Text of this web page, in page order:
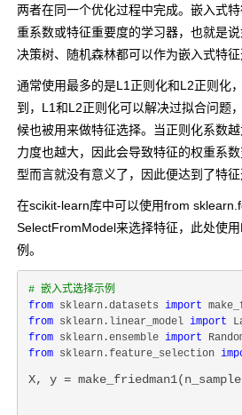
两者在同一个优化过程中完成。嵌入式
重系数或特征重要度的学习器，也就是说
决策树、随机森林都可以作为嵌入式特征
通常使用最多的是L1正则化和L2正则化
到，L1和L2正则化可以解决过拟合问题
候也被用来做特征选择。当正则化系数
力度也越大，因此会导致特征的权重系
型而言就没有意义了，因此便达到了特征
在scikit-learn库中可以使用from
SelectFromModel来选择特征，此处使
例。
# 嵌入式选择示例
from sklearn.datasets import
from sklearn.linear_model import
from sklearn.ensemble import
from sklearn.feature_selection
X, y =